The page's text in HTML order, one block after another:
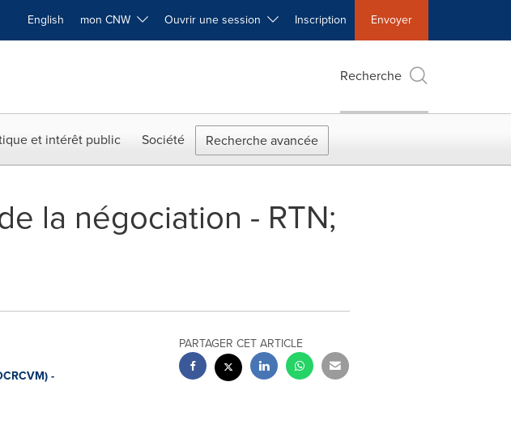
English mon CNW Ouvrir une session Inscription Envoyer
Recherche
et intérêt public Société Recherche avancée
la négociation - RTN;
-
PARTAGER CET ARTICLE